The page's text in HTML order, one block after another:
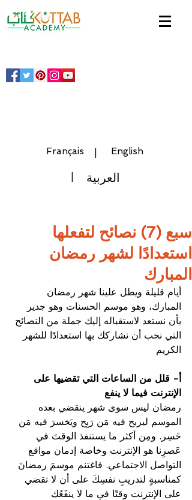
Français English
العربية
سبع (7) نصائح لتفعلها
استعدادًا لشهر رمضان
المبارك
أيام قليلة ويطل علينا شهر رمضان
المبارك، وهو موسم الحسنات وهو جدير
بأن نستعد لاستقباله إليك جملة من النصائح
التي نحب أن نشاركك بها استعدادًا للشهر
الكريم
أ- قلل من الساعات التي تقضيها على
الإنترنت فيما لا ينفع
رمضان ليس سوى شهر ينقضي بعده
الموسم ليربح فيه مَن رَبِح ويَخسرَ فيه مَن
خَسِر. ومِن أكثر ما يستنفذ الوقتَ في
عَصرِنا هو الإنترنت وخاصة إدمان مواقع
التواصل الاجتماعي. فاغتنم موسمَ رمضانَ
كمناسبةٍ لتدريبِ نفسِكَ على أن لا تقضي
على الإنترنت وقتًا في ما لا ينفَعُك